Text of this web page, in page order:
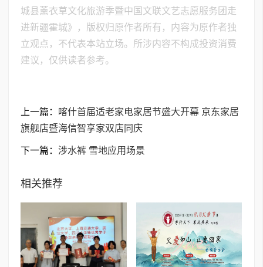
城县薰衣草文化旅游季暨中国文联文艺志愿服务团走
进新疆霍城》，版权归原作者所有，内容为原作者独
立观点，不代表本站立场。所涉内容不构成投资消费
建议，仅供读者参考。
上一篇：
喀什首届适老家电家居节盛大开幕 京东家居
旗舰店暨海信智享家双店同庆
下一篇： 涉水裤 雪地应用场景
相关推荐